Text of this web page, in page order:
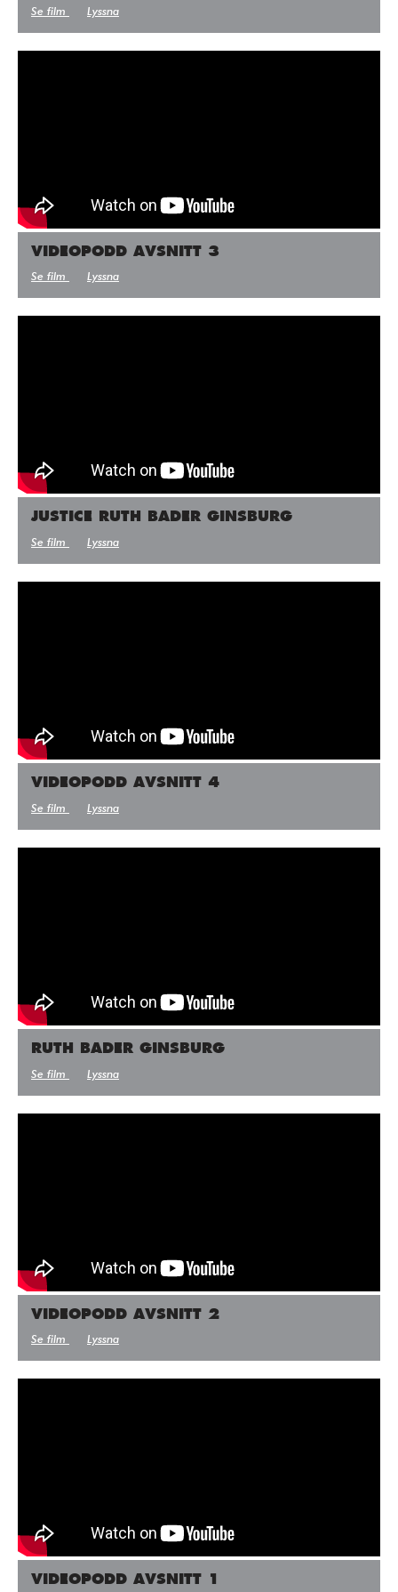
Se film Lyssna
VIDEOPODD AVSNITT 3
Se film Lyssna
JUSTICE RUTH BADER GINSBURG
Se film Lyssna
VIDEOPODD AVSNITT 4
Se film Lyssna
RUTH BADER GINSBURG
Se film Lyssna
VIDEOPODD AVSNITT 2
Se film Lyssna
VIDEOPODD AVSNITT 1